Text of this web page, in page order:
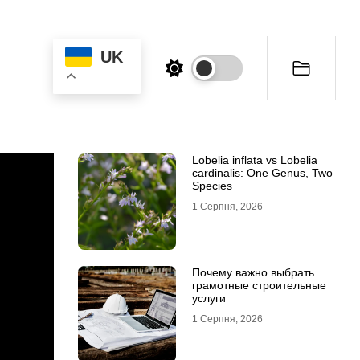
UK
Lobelia inflata vs Lobelia
cardinalis: One Genus, Two
Species
1 Серпня, 2026
Почему важно выбрать
грамотные строительные
услуги
1 Серпня, 2026